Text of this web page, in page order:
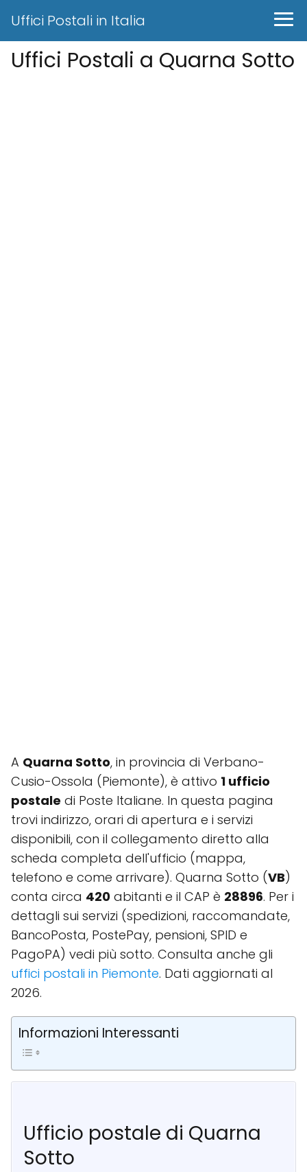
Uffici Postali in Italia
Uffici Postali a Quarna Sotto
A Quarna Sotto, in provincia di Verbano-
Cusio-Ossola (Piemonte), è attivo 1 ufficio
postale di Poste Italiane. In questa pagina
trovi indirizzo, orari di apertura e i servizi
disponibili, con il collegamento diretto alla
scheda completa dell'ufficio (mappa,
telefono e come arrivare). Quarna Sotto (VB)
conta circa 420 abitanti e il CAP è 28896. Per i
dettagli sui servizi (spedizioni, raccomandate,
BancoPosta, PostePay, pensioni, SPID e
PagoPA) vedi più sotto. Consulta anche gli
uffici postali in Piemonte. Dati aggiornati al
2026.
Informazioni Interessanti
Ufficio postale di Quarna
Sotto